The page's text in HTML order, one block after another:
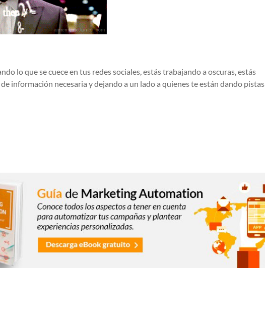
lo que se cuece en tus redes sociales, estás trabajando a oscuras, estás
información necesaria y dejando a un lado a quienes te están dando pistas